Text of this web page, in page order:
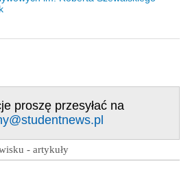
proszę przesyłać na
- artykuły